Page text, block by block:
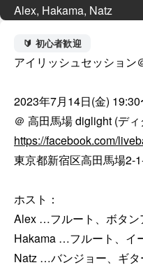
Alex, Hakama, Natz
🔰 初心者歓迎
アイリッシュセッション
2023年7月14日(金)
https://facebook.com/
東京都新宿区高田馬場2-
ホスト：
Alex …フルート、ボタン
Hakama …フルート、イ
Natz …バンジョー、ギ